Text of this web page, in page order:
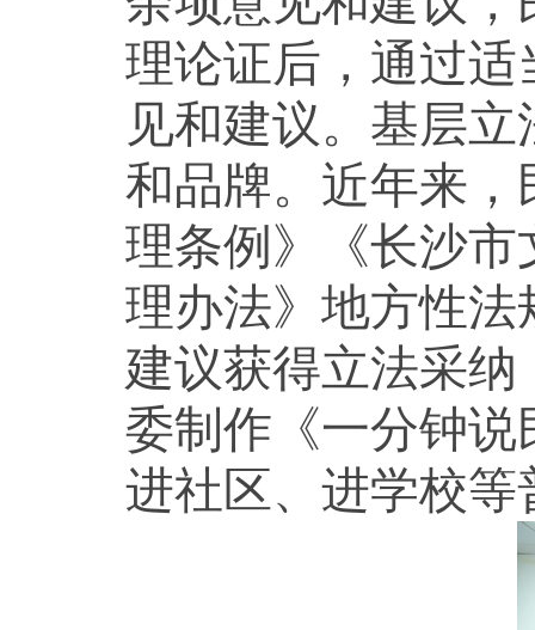
理论证后，通过
见和建议。基层
和品牌。近年来
理条例》《长沙
理办法》地方性
建议获得立法采
委制作《一分钟
进社区、进学校